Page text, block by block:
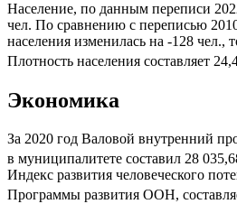
Население, по данным переписи
чел. По сравнению с переписью
населения изменилась на -128 чел.,
Плотность населения составляет
Экономика
За 2020 год Валовой внутренний
в муниципалитете составил 28
Индекс развития человеческого
Программы развития ООН,